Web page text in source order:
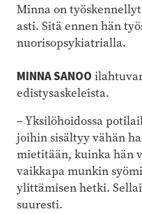
Minna on
asti. Sitä ennen hän
nuorisopsykiatrialla.
MINNA SANOO
edistysaskeleista.
– Yksilöhoidossa
joihin sisältyy vähän
mietitään, kuinka hän
vaikkapa munkin
ylittämisen hetki.
suuresti.